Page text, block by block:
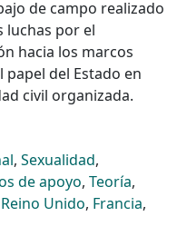
de campo realizado
luchas por el
hacia los marcos
del Estado en
civil organizada.
, Sexualidad,
de apoyo, Teoría,
Reino Unido, Francia,